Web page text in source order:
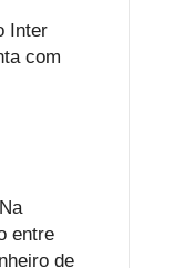
Inter
com
entre
de